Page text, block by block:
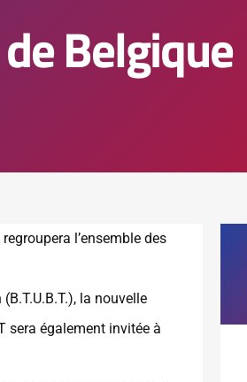
Belgique
l’ensemble des
la nouvelle
sera également invitée à